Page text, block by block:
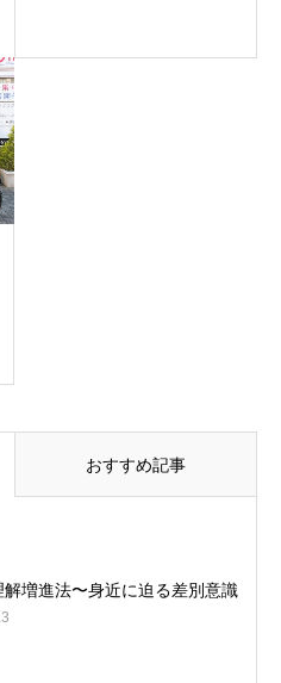
おすすめ記事
解増進法〜身近に迫る差別意識